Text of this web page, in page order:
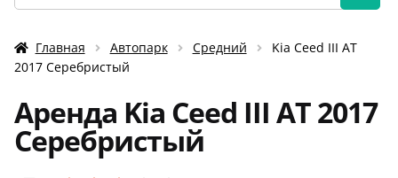
УСЛОВИЯ АРЕНДЫ
АКЦИИ
КОНТАКТЫ
Главная Автопарк Средний
Kia Ceed III AT
2017 Серебристый
Аренда Kia Ceed III AT 2017
Серебристый